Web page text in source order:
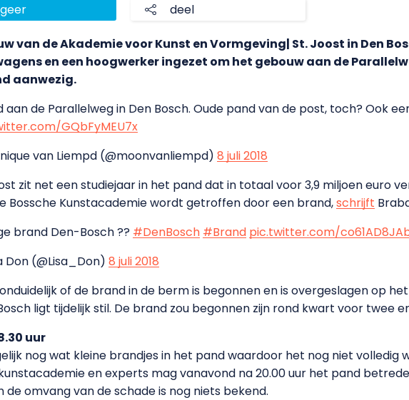
deel
van de Akademie voor Kunst en Vormgeving| St. Joost in Den
en een hoogwerker ingezet om het gebouw aan de
aanwezig.
aan de Parallelweg in Den Bosch. Oude pand van de post, toch? Ook
GQbFyMEU7x
van Liempd (@moonvanliempd) 8 juli 2018
zit net een studiejaar in het pand dat in totaal voor 3,9 miljoen euro
Bossche Kunstacademie wordt getroffen door een brand,schrijft
brand Den-Bosch ?? #DenBosch #Brand pic.twitter.com/
Don (@Lisa_Don) 8 juli 2018
of de brand in de berm is begonnen en is overgeslagen op
ligt tijdelijk stil. De brand zou begonnen zijn rond kwart voor twee
uur
nog wat kleine brandjes in het pand waardoor het nog niet volledig
en experts mag vanavond na 20.00 uur het pand
de omvang van de schade is nog niets bekend.